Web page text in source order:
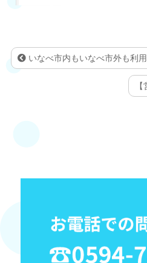
いなべ市内もいなべ市外も利用